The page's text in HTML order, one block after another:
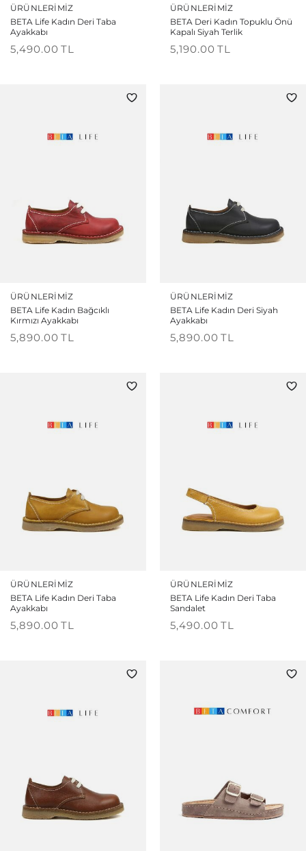
ÜRÜNLERIMIZ
BETA Life Kadın Deri Taba
Ayakkabı
5,490.00 TL
ÜRÜNLERIMIZ
BETA Deri Kadın Topuklu Önü
Kapalı Siyah Terlik
5,190.00 TL
ÜRÜNLERIMIZ
BETA Life Kadın Bağcıklı
Kırmızı Ayakkabı
5,890.00 TL
ÜRÜNLERIMIZ
BETA Life Kadın Deri Siyah
Ayakkabı
5,890.00 TL
ÜRÜNLERIMIZ
BETA Life Kadın Deri Taba
Ayakkabı
5,890.00 TL
ÜRÜNLERIMIZ
BETA Life Kadın Deri Taba
Sandalet
5,490.00 TL